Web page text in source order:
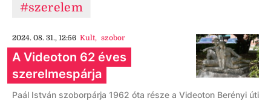
#szerelem
2024. 08. 31., 12:56 Kult, szobor
A Videoton 62 éves
szerelmespárja
Paál István szoborpárja 1962 óta része a Videoton Berényi úti